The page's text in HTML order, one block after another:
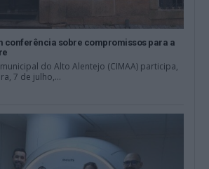
conferência sobre compromissos para a
do Alto Alentejo (CIMAA) participa,
7 de julho,...